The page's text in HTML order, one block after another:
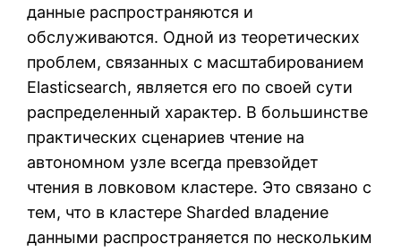
данные распространяются и
обслуживаются. Одной из теоретических
проблем, связанных с масштабированием
Elasticsearch, является его по своей сути
распределенный характер. В большинстве
практических сценариев чтение на
автономном узле всегда превзойдет
чтения в ловковом кластере. Это связано с
тем, что в кластере Sharded владение
данными распространяется по нескольким